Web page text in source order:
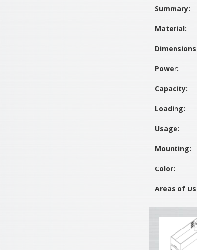
Summary:
Material:
Dimensions:
Power:
Capacity:
Loading:
Usage:
Mounting:
Color:
Areas of